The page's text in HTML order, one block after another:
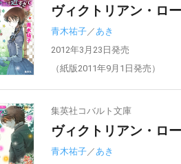
ヴィクトリアン・ロ
青木祐子 ／ あき
2012年3月23日発売
（紙版2011年9月1日発売）
集英社コバルト文庫
ヴィクトリアン・ロ
青木祐子／あき